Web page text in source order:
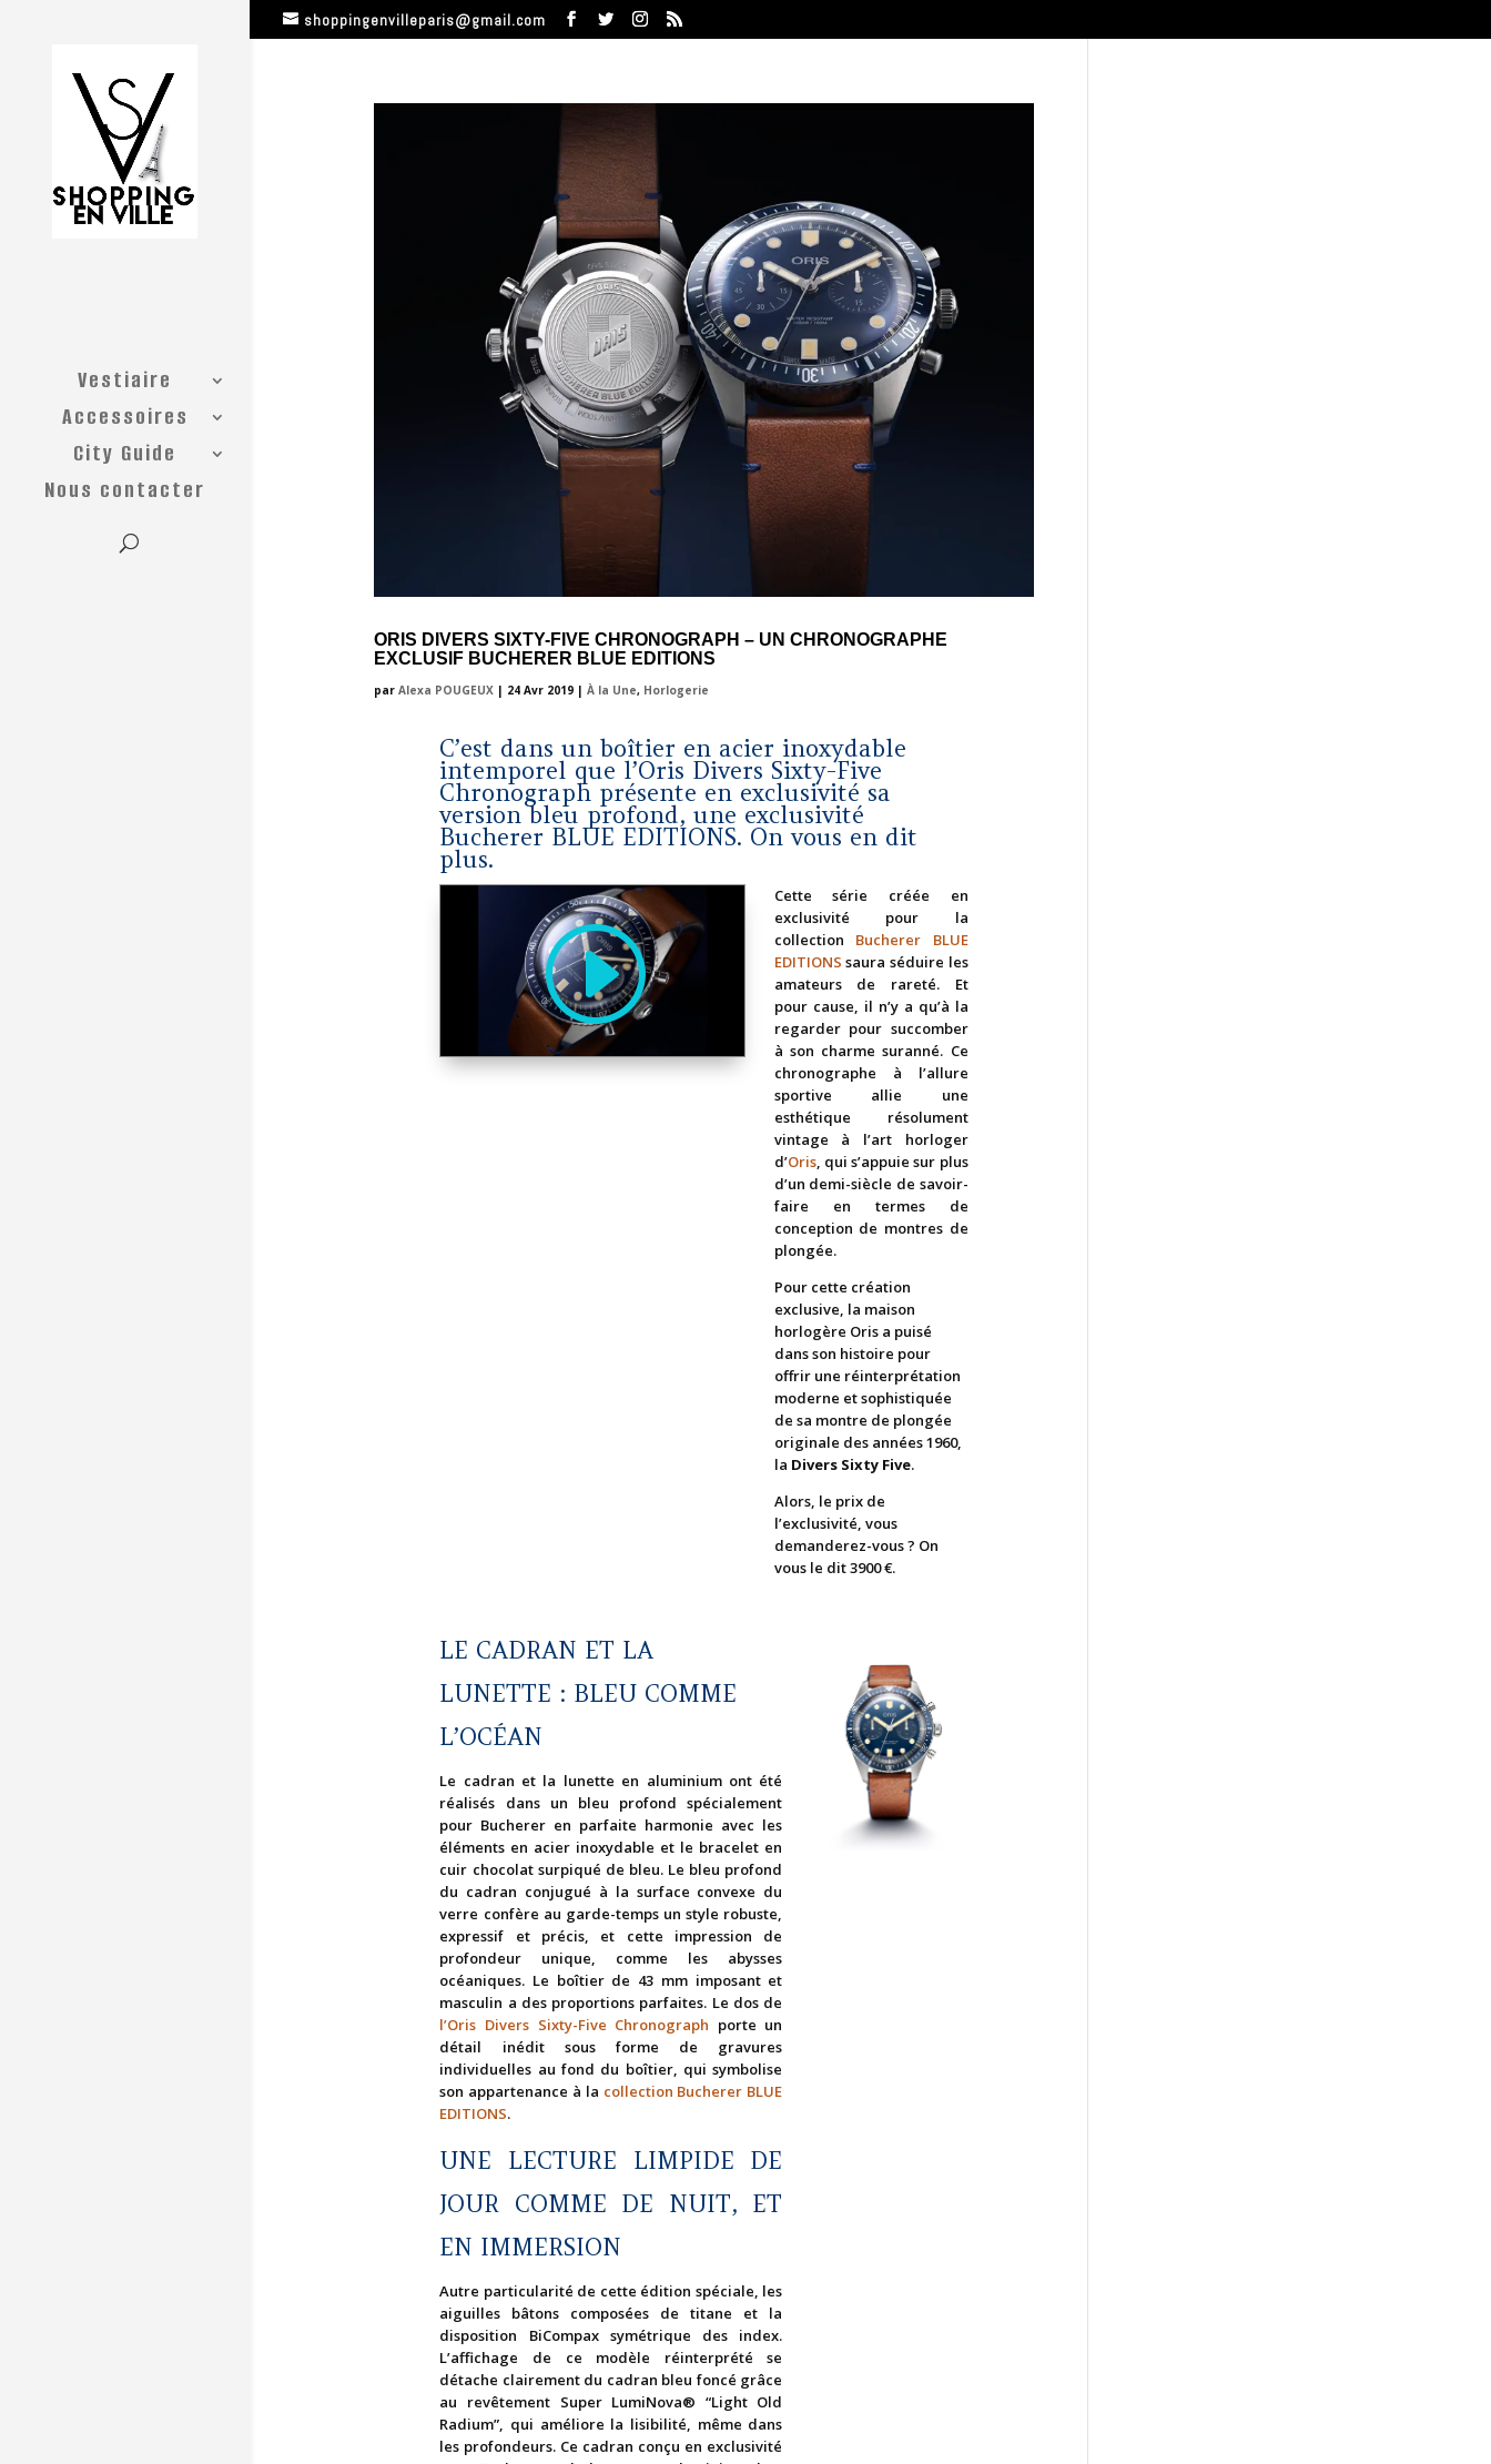
shoppingenvilleparis@gmail.com
Vestiaire
Accessoires
City Guide
Nous contacter
ORIS DIVERS SIXTY-FIVE CHRONOGRAPH – UN CHRONOGRAPHE
EXCLUSIF BUCHERER BLUE EDITIONS
par Alexa POUGEUX| 24 Avr 2019| À la Une, Horlogerie
C’est dans un boîtier en acier inoxydable
intemporel que l’Oris Divers Sixty-Five
Chronograph présente en exclusivité sa
version bleu profond, une exclusivité
Bucherer BLUE EDITIONS. On vous en dit
plus.
Cette série créée en
exclusivité pour la
collection Bucherer BLUE
EDITIONS saura séduire les
amateurs de rareté. Et
pour cause, il n’y a qu’à la
regarder pour succomber
à son charme suranné. Ce
chronographe à l’allure
sportive allie une
esthétique résolument
vintage à l’art horloger
d’Oris, qui s’appuie sur plus
d’un demi-siècle de savoir-
faire en termes de
conception de montres de
plongée.
Pour cette création
exclusive, la maison
horlogère Oris a puisé
dans son histoire pour
offrir une réinterprétation
moderne et sophistiquée
de sa montre de plongée
originale des années 1960,
la Divers Sixty Five.
Alors, le prix de
l’exclusivité, vous
demanderez-vous ? On
vous le dit 3900 €.
LE CADRAN ET LA
LUNETTE : BLEU COMME
L’OCÉAN
Le cadran et la lunette en aluminium ont été
réalisés dans un bleu profond spécialement
pour Bucherer en parfaite harmonie avec les
éléments en acier inoxydable et le bracelet en
cuir chocolat surpiqué de bleu. Le bleu profond
du cadran conjugué à la surface convexe du
verre confère au garde-temps un style robuste,
expressif et précis, et cette impression de
profondeur unique, comme les abysses
océaniques. Le boîtier de 43 mm imposant et
masculin a des proportions parfaites. Le dos de
l’Oris Divers Sixty-Five Chronograph porte un
détail inédit sous forme de gravures
individuelles au fond du boîtier, qui symbolise
son appartenance à la collection Bucherer BLUE
EDITIONS.
UNE LECTURE LIMPIDE DE
JOUR COMME DE NUIT, ET
EN IMMERSION
Autre particularité de cette édition spéciale, les
aiguilles bâtons composées de titane et la
disposition BiCompax symétrique des index.
L’affichage de ce modèle réinterprété se
détache clairement du cadran bleu foncé grâce
au revêtement Super LumiNova® “Light Old
Radium”, qui améliore la lisibilité, même dans
les profondeurs. Ce cadran conçu en exclusivité